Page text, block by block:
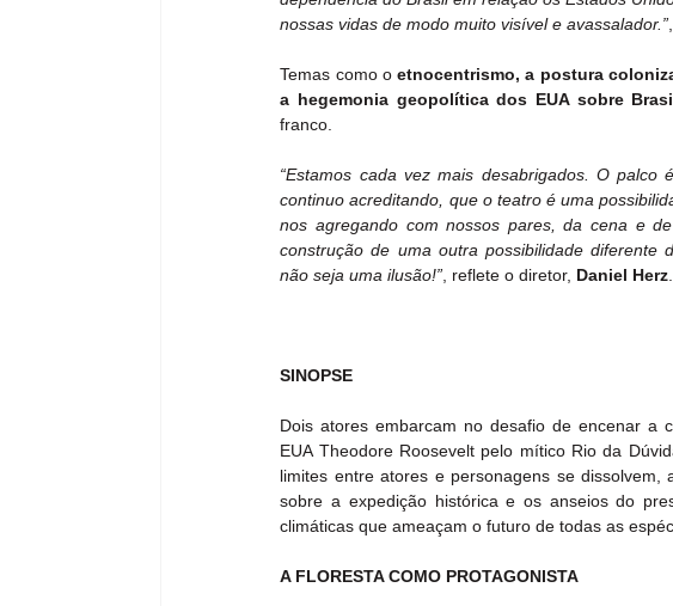
nossas vidas de modo muito visível e avassalador.”
Temas como o etnocentrismo, a postura
a hegemonia geopolítica dos EUA sobre
franco.
“Estamos cada vez mais desabrigados. O
continuo acreditando, que o teatro é uma
nos agregando com nossos pares, da cena e
construção de uma outra possibilidade diferente
não seja uma ilusão!”, reflete o diretor, Daniel Herz.
SINOPSE
Dois atores embarcam no desafio de encenar a
EUA Theodore Roosevelt pelo mítico Rio da
limites entre atores e personagens se
sobre a expedição histórica e os anseios do
climáticas que ameaçam o futuro de todas as
A FLORESTA COMO PROTAGONISTA